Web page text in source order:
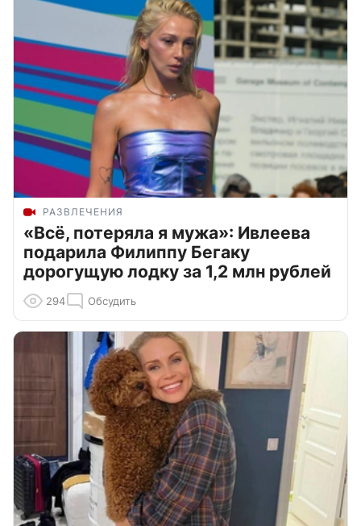
РАЗВЛЕЧЕНИЯ
«Всё, потеряла я мужа»: Ивлеева
подарила Филиппу Бегаку
дорогущую лодку за 1,2 млн рублей
294 Обсудить